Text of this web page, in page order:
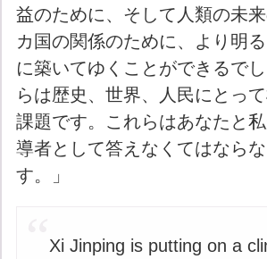
益のために、そして人類の未
カ国の関係のために、より明
に築いてゆくことができるで
らは歴史、世界、人民にとっ
課題です。これらはあなたと
導者として答えなくてはなら
す。」
Xi Jinping is putting on a